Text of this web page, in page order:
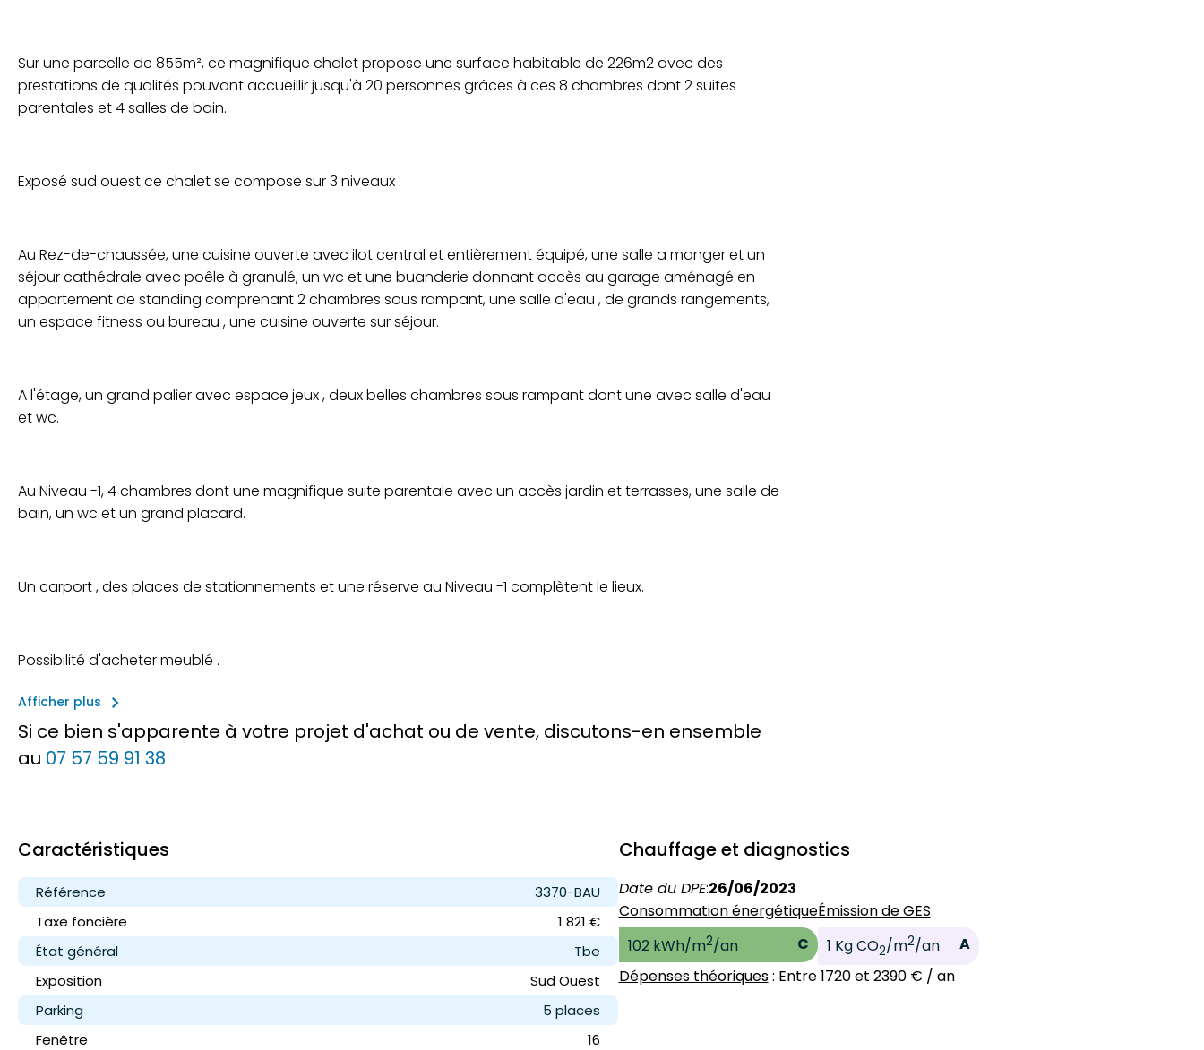
Sur une parcelle de 855m², ce magnifique chalet propose une surface habitable de 226m2 avec des
prestations de qualités pouvant accueillir jusqu'à 20 personnes grâces à ces 8 chambres dont 2 suites
parentales et 4 salles de bain.
Exposé sud ouest ce chalet se compose sur 3 niveaux :
Au Rez-de-chaussée, une cuisine ouverte avec ilot central et entièrement équipé, une salle a manger et un
séjour cathédrale avec poêle à granulé, un wc et une buanderie donnant accès au garage aménagé en
appartement de standing comprenant 2 chambres sous rampant, une salle d'eau , de grands rangements,
un espace fitness ou bureau , une cuisine ouverte sur séjour.
A l'étage, un grand palier avec espace jeux , deux belles chambres sous rampant dont une avec salle d'eau
et wc.
Au Niveau -1, 4 chambres dont une magnifique suite parentale avec un accès jardin et terrasses, une salle de
bain, un wc et un grand placard.
Un carport , des places de stationnements et une réserve au Niveau -1 complètent le lieux.
Possibilité d'acheter meublé .
Afficher plus
keyboard_arrow_right
Si ce bien s'apparente à votre projet d'achat ou de vente, discutons-en ensemble
au 07 57 59 91 38
Caractéristiques
Référence
3370-BAU
Taxe foncière
1 821 €
État général
Tbe
Exposition
Sud Ouest
Parking
5 places
Fenêtre
16
Chauffage et diagnostics
Date du DPE:26/06/2023
Consommation énergétique
102 kWh/m2/an C
Émission de GES
1 Kg CO2/m2/an
A
Dépenses théoriques: Entre 1720 et 2390 € / an